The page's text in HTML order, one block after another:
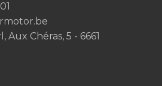
Aux Chéras, 5 - 6661